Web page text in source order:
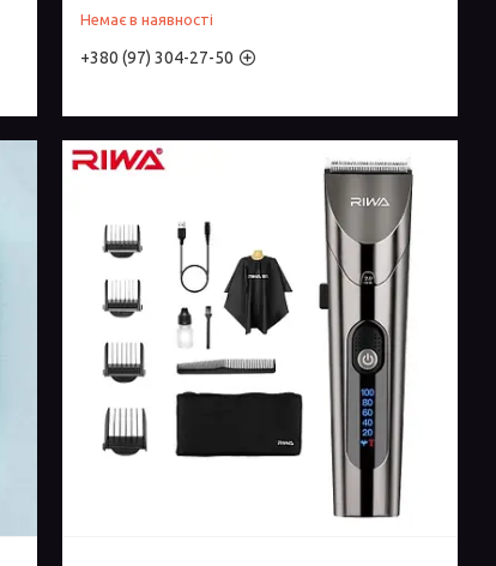
Немає в наявності
+380 (97) 304-27-50